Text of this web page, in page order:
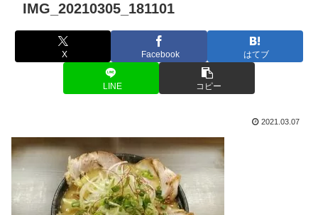
IMG_20210305_181101
X Facebook はてブ
LINE コピー
2021.03.07